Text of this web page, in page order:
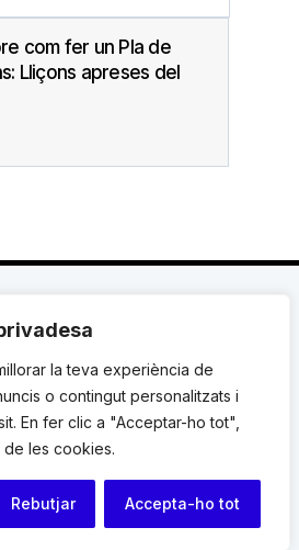
la teva experiència de
o contingut personalitzats i
En fer clic a "Acceptar-ho tot",
les cookies.
Rebutjar Accepta-ho tot
com fer un Pla de
Lliçons apreses del
Barcelona |
de Catalunya.
|Contacte
Bits